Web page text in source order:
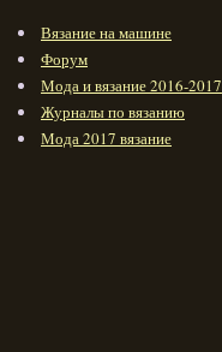
Вязание на машине
Форум
Мода и вязание 2016-2017
Журналы по вязанию
Мода 2017 вязание